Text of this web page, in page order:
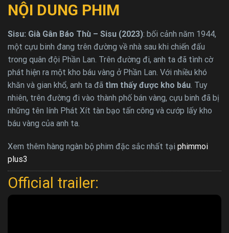
NỘI DUNG PHIM
Sisu: Già Gân Báo Thù – Sisu (2023): bối cảnh năm 1944,
một cựu binh đang trên đường về nhà sau khi chiến đấu
trong quân đội Phần Lan. Trên đường đi, anh ta đã tình cờ
phát hiện ra một kho báu vàng ở Phần Lan. Với nhiều khó
khăn và gian khổ, anh ta đã tìm thấy được kho báu . Tuy
nhiên, trên đường đi vào thành phố bán vàng, cựu binh đã bị
những tên lính Phát Xít tàn bạo tấn công và cướp lấy kho
báu vàng của anh ta.
Xem thêm hàng ngàn bộ phim đặc sắc nhất tại phimmoi
plus3
Official trailer: